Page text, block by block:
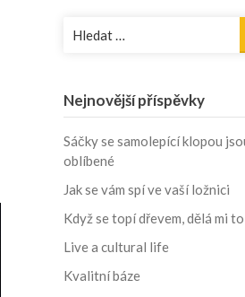
Nejnovější příspěvky
Sáčky se samolepící klopou
oblíbené
Jak se vám spí ve vaší ložnici
Když se topí dřevem, dělá mi
Live a cultural life
Kvalitní báze